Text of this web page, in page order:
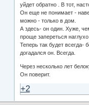
уйдет обратно . В тот,
Он еще не понимает -
можно - только в дом.
А здесь- он один. Хуже,
проще запереться
Теперь так будет всегда-
догадался он. Всегда.
Через несколько лет
Он поверит.
+2